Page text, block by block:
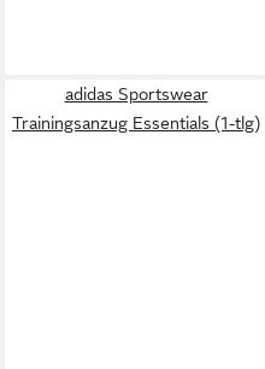
adidas Sportswear
Trainingsanzug Essentials (1-tlg)